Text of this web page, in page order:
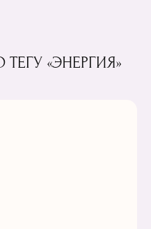
«ЭНЕРГИЯ»